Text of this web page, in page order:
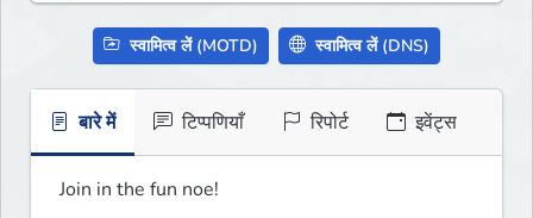
स्वामित्व लें (MOTD) स्वामित्व लें (DNS)
बारे में टिप्पणियाँ रिपोर्ट इवेंट्स
Join in the fun noe!